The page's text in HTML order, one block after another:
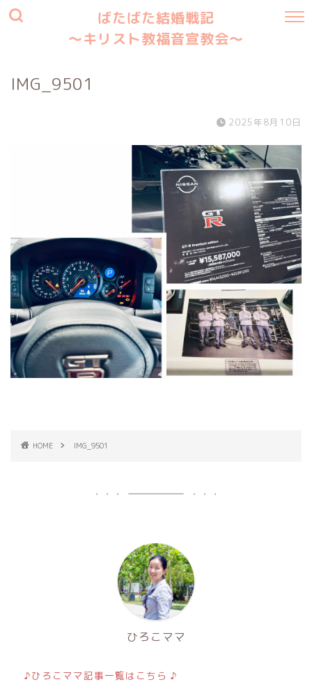
ばたばた結婚戦記
〜キリスト教福音宣教会〜
IMG_9501
2025年8月10日
HOME IMG_9501
ひろこママ
♪ひろこママ記事一覧はこちら ♪